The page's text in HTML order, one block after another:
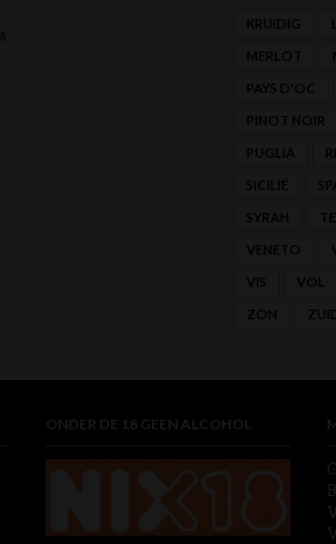
KRUIDIG
MERLOT
PAYS D'OC
PINOT NOIR
PUGLIA
SICILIË
SYRAH
VENETO
VIS VOL
ZON
ONDER DE 18 GEEN ALCOHOL